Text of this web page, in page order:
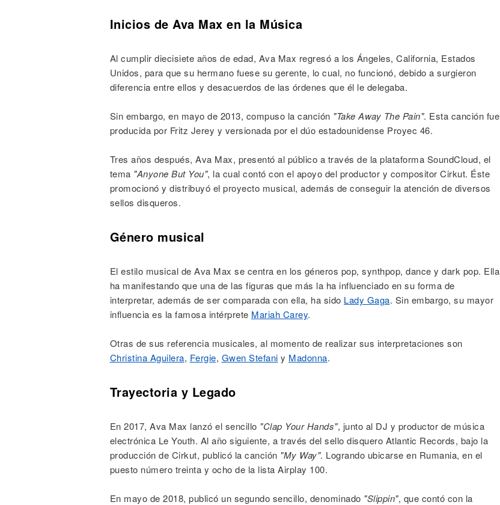
Inicios de Ava Max en la Música
Al cumplir diecisiete años de edad, Ava Max regresó a los Ángeles, California, Estados
Unidos, para que su hermano fuese su gerente, lo cual, no funcionó, debido a surgieron
diferencia entre ellos y desacuerdos de las órdenes que él le delegaba.
Sin embargo, en mayo de 2013, compuso la canción "Take Away The Pain". Esta canción fue
producida por Fritz Jerey y versionada por el dúo estadounidense Proyec 46.
Tres años después, Ava Max, presentó al público a través de la plataforma SoundCloud, el
tema "Anyone But You", la cual contó con el apoyo del productor y compositor Cirkut. Éste
promocionó y distribuyó el proyecto musical, además de conseguir la atención de diversos
sellos disqueros.
Género musical
El estilo musical de Ava Max se centra en los géneros pop, synthpop, dance y dark pop. Ella
ha manifestando que una de las figuras que más la ha influenciado en su forma de
interpretar, además de ser comparada con ella, ha sido Lady Gaga. Sin embargo, su mayor
influencia es la famosa intérprete Mariah Carey.
Otras de sus referencia musicales, al momento de realizar sus interpretaciones son
Christina Aguilera, Fergie, Gwen Stefani y Madonna.
Trayectoria y Legado
En 2017, Ava Max lanzó el sencillo "Clap Your Hands", junto al DJ y productor de música
electrónica Le Youth. Al año siguiente, a través del sello disquero Atlantic Records, bajo la
producción de Cirkut, publicó la canción "My Way". Logrando ubicarse en Rumania, en el
puesto número treinta y ocho de la lista Airplay 100.
En mayo de 2018, publicó un segundo sencillo, denominado "Slippin", que contó con la